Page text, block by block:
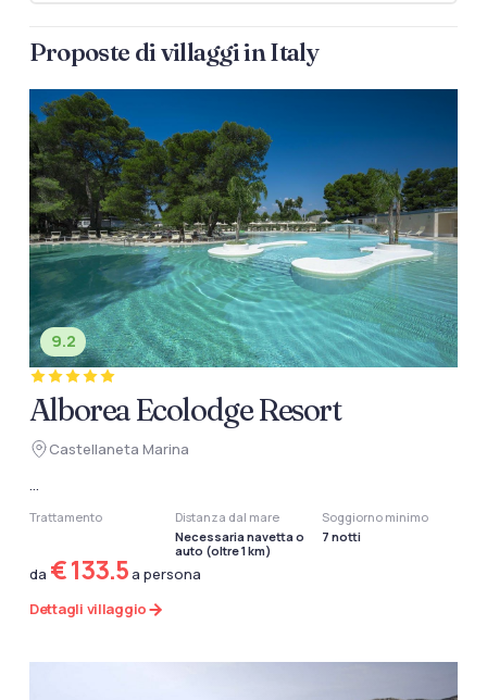
Proposte di villaggi in Italy
9.2
Alborea Ecolodge Resort
Castellaneta Marina
...
Trattamento
Distanza dal mare
Necessaria navetta o
auto (oltre 1 km)
Soggiorno minimo
7 notti
da € 133.5a persona
Dettagli villaggio